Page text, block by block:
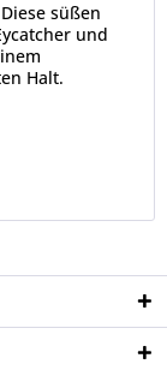
süßen
und
Halt.